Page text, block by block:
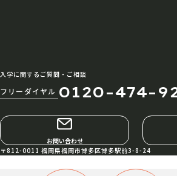
入学に関するご質問・ご相談
フリーダイヤル 0120-474-
お問い合わせ
〒812-0011 福岡県福岡市博多区博多駅前3-8-24